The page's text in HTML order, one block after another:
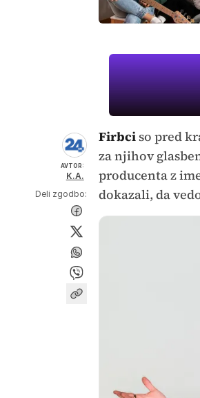
AVTOR:
K.A.
Deli zgodbo:
Firbciso pred
za njihov
producenta z
dokazali, da